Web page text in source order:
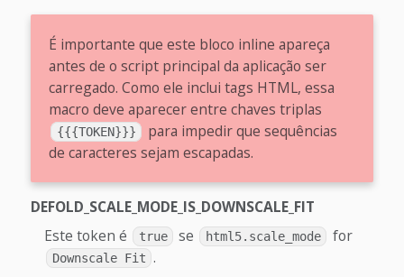
É importante que este bloco inline apareça
antes de o script principal da aplicação ser
carregado. Como ele inclui tags HTML, essa
macro deve aparecer entre chaves triplas
{{{TOKEN}}}
para impedir que sequências
de caracteres sejam escapadas.
DEFOLD_SCALE_MODE_IS_DOWNSCALE_FIT
Este token é
true se html5.scale_mode for
Downscale Fit .